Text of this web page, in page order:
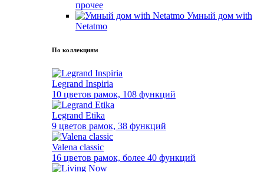
прочее
Умный дом with
Netatmo
По коллекциям
Legrand Inspiria
10 цветов рамок, 108 функций
Legrand Etika
9 цветов рамок, 38 функций
Valena classic
16 цветов рамок, более 40 функций